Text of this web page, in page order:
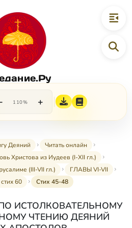
110% +
Деяний
Читать онлайн
Христова из Иудеев (I-XII гл.)
(III-VII гл.)
ГЛАВЫ VI-VII
60
Стих 45-48
ИСТОЛКОВАТЕЛЬНОМУ
ЧТЕНИЮ ДЕЯНИЙ